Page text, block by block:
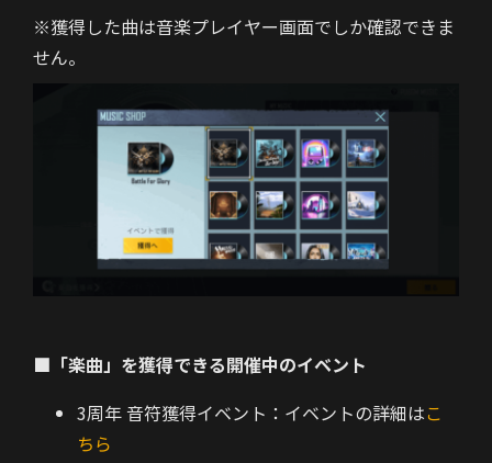
※獲得した曲は音楽プレイヤー画面でしか確認できま
せん。
■「楽曲」を獲得できる開催中のイベント
3周年 音符獲得イベント：イベントの詳細はこ
ちら